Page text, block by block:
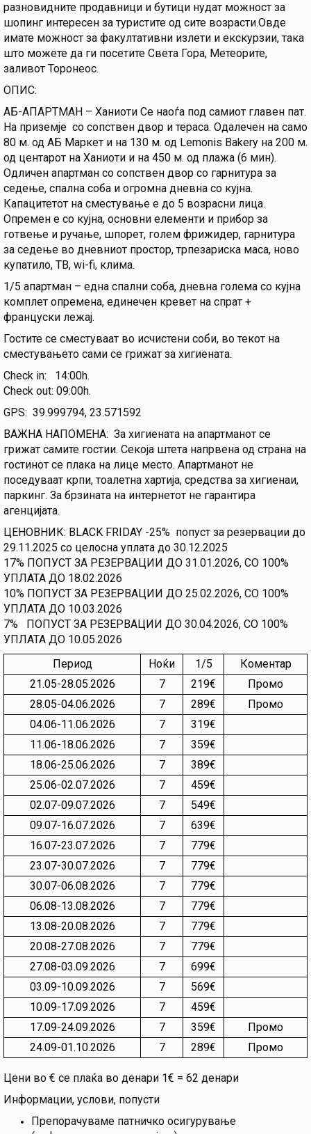
разновидните продавници и бутици нудат можност за
шопинг интересен за туристите од сите возрасти.Овде
имате можност за факултативни излети и екскурзии, така
што можете да ги посетите Света Гора, Метеорите,
заливот Торонеос.
ОПИС:
АБ-АПАРТМАН – Ханиоти Се наоѓа под самиот главен пат.
На приземје со сопствен двор и тераса. Одалечен на само
80 м. од АБ Маркет и на 130 м. од Lemonis Bakery на 200 м.
од центарот на Ханиоти и на 450 м. од плажа (6 мин).
Одличен апартман со сопствен двор со гарнитура за
седење, спална соба и огромна дневна со кујна.
Капацитетот на сместување е до 5 возрасни лица.
Опремен е со кујна, основни елементи и прибор за
готвење и ручање, шпорет, голем фрижидер, гарнитура
за седење во дневниот простор, трпезариска маса, ново
купатило, ТВ, wi-fi, клима.
1/5 апартман – една спални соба, дневна голема со кујна
комплет опремена, единечен кревет на спрат +
француски лежај.
Гостите се сместуваат во исчистени соби, во текот на
сместувањето сами се грижат за хигиената.
Check in: 14:00h.
Check out: 09:00h.
GPS: 39.999794, 23.571592
ВАЖНA НАПОМЕНА: За хигиената на апартманот се
грижат самите гостии. Секоја штета напрвена од страна на
гостинот се плака на лице место. Апартманот не
поседуваат крпи, тоалетна хартија, средства за хигиенаи,
паркинг. За брзината на интернетот не гарантира
агенцијата.
ЦЕНОВНИК: BLACK FRIDAY -25% попуст за резервации до
29.11.2025 со целосна уплата до 30.12.2025
17% ПОПУСТ ЗА РЕЗЕРВАЦИИ ДО 31.01.2026, СО 100%
УПЛАТА ДО 18.02.2026
10% ПОПУСТ ЗА РЕЗЕРВАЦИИ ДО 25.02.2026, СО 100%
УПЛАТА ДО 10.03.2026
7% ПОПУСТ ЗА РЕЗЕРВАЦИИ ДО 30.04.2026, СО 100%
УПЛАТА ДО 10.05.2026
Период
Ноќи 1/5
Коментар
21.05-28.05.2026
7 219€
Промо
28.05-04.06.2026
7 289€
Промо
04.06-11.06.2026
7
319€
11.06-18.06.2026
7
359€
18.06-25.06.2026
7
389€
25.06-02.07.2026
7
459€
02.07-09.07.2026
7
549€
09.07-16.07.2026
7
639€
16.07-23.07.2026
7
779€
23.07-30.07.2026
7
779€
30.07-06.08.2026
7
779€
06.08-13.08.2026
7
779€
13.08-20.08.2026
7
779€
20.08-27.08.2026
7
779€
27.08-03.09.2026
7
699€
03.09-10.09.2026
7
569€
10.09-17.09.2026
7
459€
17.09-24.09.2026
7 359€
Промо
24.09-01.10.2026
7 289€ Промо
Цени во € се плаќа во денари 1€ = 62 денари
Информации, услови, попусти
Препорачуваме патничко осигурување